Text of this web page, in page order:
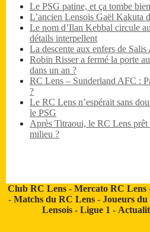
Le PSG patine, et ça tombe
L’ancien Lensois Gaël Kakuta
Le nom d’Ilan Kebbal circule
détails interpellent
La descente aux enfers de
Robin Risser a fermé la porte
dans un an ?
RC Lens – Sunderland AFC :
?
Le RC Lens n’espérait sans
le PSG
Après Titraoui, le RC Lens
milieu ?
Club RC Lens -Mercato RC Lens
- Matchs du RC Lens- Joueurs
Lensois- Ligue 1 -